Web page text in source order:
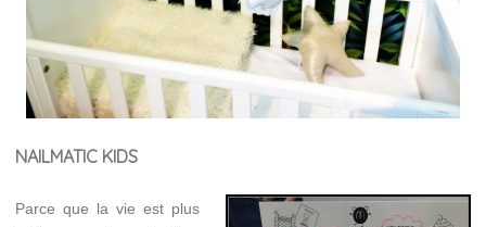
NAILMATIC KIDS
Parce que la vie est plus